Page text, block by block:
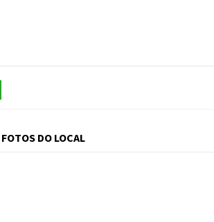
DO LOCAL